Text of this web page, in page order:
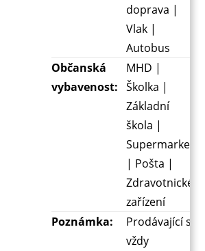
doprava |
Vlak |
Autobus
Občanská
vybavenost:
MHD |
Školka |
Základní
škola |
Supermarket
| Pošta |
Zdravotnické
zařízení
Poznámka:
Prodávající si
vždy